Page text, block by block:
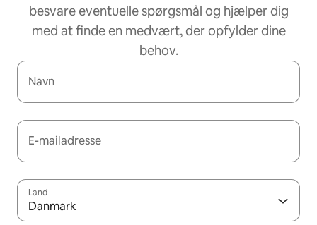
besvare eventuelle spørgsmål og hjælper dig
med at finde en medvært, der opfylder dine
behov.
Navn
E-mailadresse
Land
Danmark